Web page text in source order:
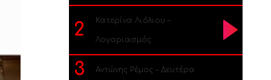
2 Κατερίνα Λιόλιου –
Λογαριασμός
3 Αντώνης Ρέμος – Δευτέρα